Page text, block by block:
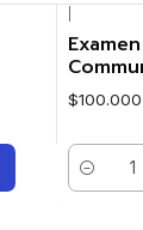
$100.000
Cantidad